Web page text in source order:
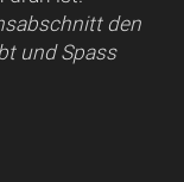
den
und Spass